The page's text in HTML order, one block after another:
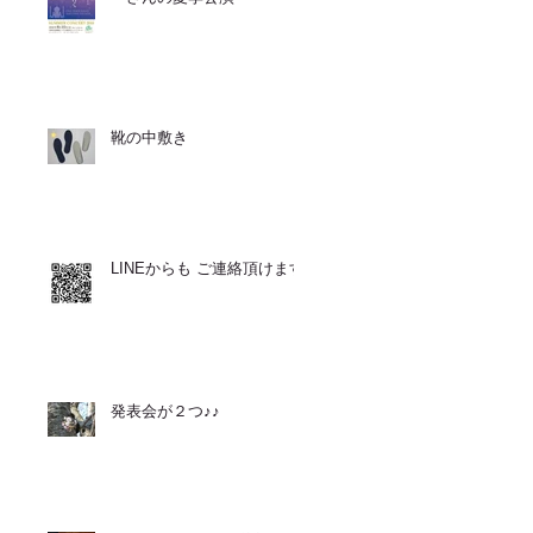
靴の中敷き
LINEからも ご連絡頂けます
発表会が２つ♪♪